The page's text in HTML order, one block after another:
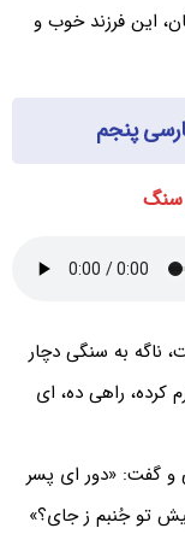
این فرزند خوب و
پنجم
سنگ
به سنگی دچار
راهی ده، ای
گفت: «دور ای پسر
تو جُنبم ز جای؟»